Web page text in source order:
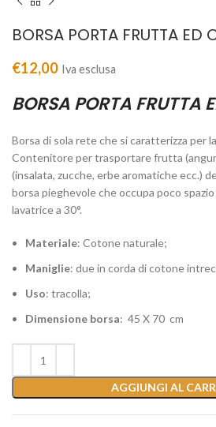
BORSA PORTA FRUTTA ED
€12,00 Iva esclusa
BORSA PORTA FRUTTA
Borsa di sola rete che si caratterizza per
Contenitore per trasportare frutta
(insalata, zucche, erbe aromatiche ecc.)
borsa pieghevole che occupa poco
lavatrice a 30°.
Materiale: Cotone naturale;
Maniglie: due in corda di cotone
Uso: tracolla;
Dimensione borsa: 45 X 70 cm
AGGIUNGI AL